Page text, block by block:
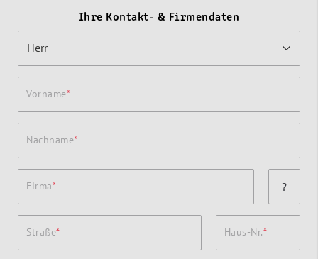
Ihre Kontakt- & Firmendaten
Vorname
Nachname
Firma ?
Straße Haus-Nr.